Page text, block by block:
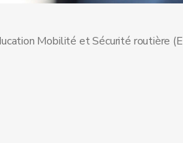
Mobilité et Sécurité routière